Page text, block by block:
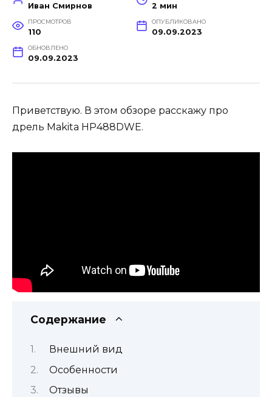
Иван Смирнов 2 мин
ПРОСМОТРОВ
110
ОПУБЛИКОВАНО
09.09.2023
ОБНОВЛЕНО
09.09.2023
Приветствую. В этом обзоре расскажу про
дрель Makita HP488DWE.
Содержание
Внешний вид
Особенности
Отзывы